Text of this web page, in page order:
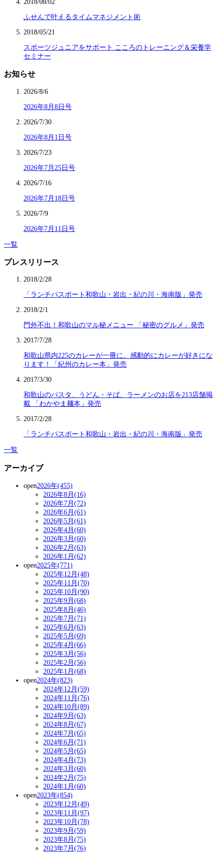
2018/08/02
ふせんで叶えるタイムマネジメント術
2018/05/21
スポーツジュニアをサポート こころのトレーニング＆栄養学
セミナー
お知らせ
2026/8/6
2026年8月8日号
2026/7/30
2026年8月1日号
2026/7/23
2026年7月25日号
2026/7/16
2026年7月18日号
2026/7/9
2026年7月11日号
一覧
プレスリリース
2018/2/28
「ランチパスポート和歌山・岩出・紀の川・海南版」発売
2018/2/1
門外不出！和歌山のマル秘メニュー 「秘密のグルメ」発売
2017/7/28
和歌山県内225のカレーが一冊に。感動的にカレーが好きにな
ります！「紀州のカレー本」発売
2017/3/30
和歌山のパスタ、うどん・そば、ラーメンのお店を213店舗掲
載 「わかやま麺本」発売
2017/2/28
「ランチパスポート和歌山・岩出・紀の川・海南版」発売
一覧
アーカイブ
open2026年(455)
2026年8月(16)
2026年7月(72)
2026年6月(61)
2026年5月(61)
2026年4月(60)
2026年3月(60)
2026年2月(63)
2026年1月(62)
open2025年(771)
2025年12月(48)
2025年11月(70)
2025年10月(90)
2025年9月(68)
2025年8月(46)
2025年7月(71)
2025年6月(63)
2025年5月(69)
2025年4月(66)
2025年3月(56)
2025年2月(56)
2025年1月(68)
open2024年(823)
2024年12月(59)
2024年11月(76)
2024年10月(89)
2024年9月(63)
2024年8月(67)
2024年7月(65)
2024年6月(71)
2024年5月(65)
2024年4月(73)
2024年3月(60)
2024年2月(75)
2024年1月(60)
open2023年(854)
2023年12月(49)
2023年11月(97)
2023年10月(78)
2023年9月(59)
2023年8月(75)
2023年7月(76)